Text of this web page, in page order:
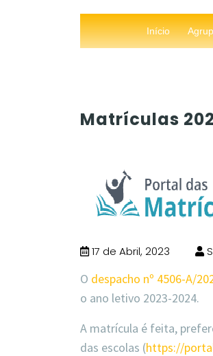
Início
Matrículas
17 de Abril, 2023
O despacho nº 4506-A/
o ano letivo 2023-2024.
A matrícula é feita,
das escolas (https://